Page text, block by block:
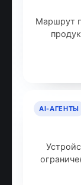
Маршрут
AI-АГЕНТЫ